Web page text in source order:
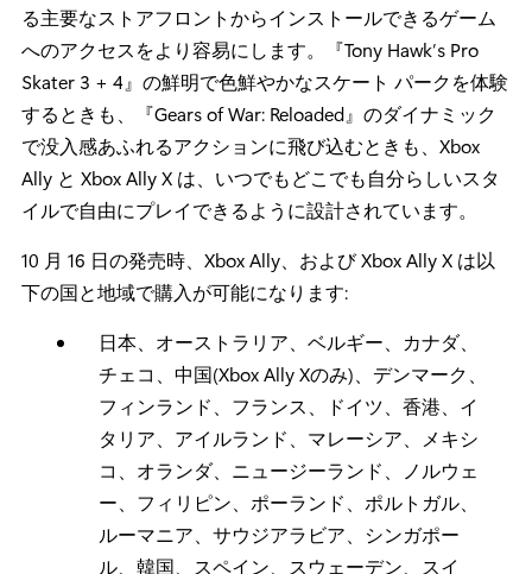
る主要なストアフロントからインストールできるゲーム
へのアクセスをより容易にします。『Tony Hawk’s Pro
Skater 3 + 4』の鮮明で色鮮やかなスケート パークを体験
するときも、『Gears of War: Reloaded』のダイナミック
で没入感あふれるアクションに飛び込むときも、Xbox
Ally と Xbox Ally X は、いつでもどこでも自分らしいスタ
イルで自由にプレイできるように設計されています。
10 月 16 日の発売時、Xbox Ally、および Xbox Ally X は以
下の国と地域で購入が可能になります:
日本、オーストラリア、ベルギー、カナダ、
チェコ、中国(Xbox Ally Xのみ)、デンマーク、
フィンランド、フランス、ドイツ、香港、イ
タリア、アイルランド、マレーシア、メキシ
コ、オランダ、ニュージーランド、ノルウェ
ー、フィリピン、ポーランド、ポルトガル、
ルーマニア、サウジアラビア、シンガポー
ル、韓国、スペイン、スウェーデン、スイ